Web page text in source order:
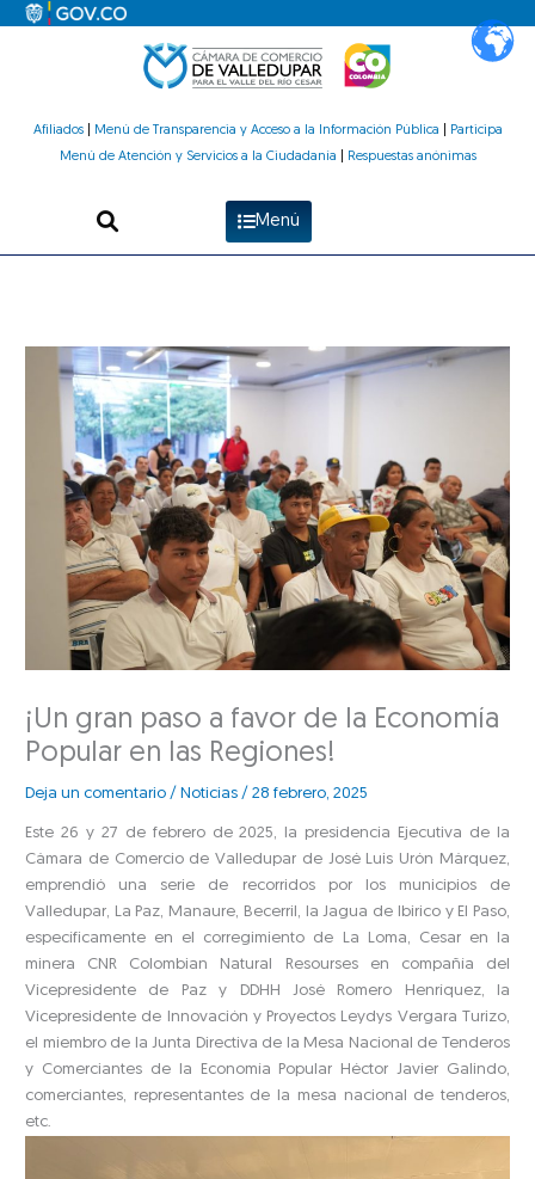
Afiliados| Menú de Transparencia y Acceso a la Información Pública
Participa
Menú de Atención y Servicios a la Ciudadanía
Respuestas anónimas
Menú
¡Un gran paso a favor de la Economía
Popular en las Regiones!
Deja un comentario / Noticias /28 febrero, 2025
Este 26 y 27 de febrero de 2025, la presidencia Ejecutiva de la
Cámara de Comercio de Valledupar de José Luis Urón Márquez,
emprendió una serie de recorridos por los municipios de
Valledupar, La Paz, Manaure, Becerril, la Jagua de Ibirico y El Paso,
específicamente en el corregimiento de La Loma, Cesar en la
minera CNR Colombian Natural Resourses en compañía del
Vicepresidente de Paz y DDHH José Romero Henríquez, la
Vicepresidente de Innovación y Proyectos Leydys Vergara Turizo,
el miembro de la Junta Directiva de la Mesa Nacional de Tenderos
y Comerciantes de la Economía Popular Héctor Javier Galindo,
comerciantes, representantes de la mesa nacional de tenderos,
etc.